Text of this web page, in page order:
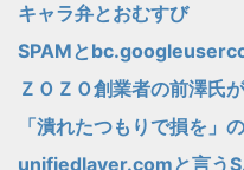
キャラ弁とおむすび
SPAMと
ＺＯＺＯ創業者の前澤氏
「潰れたつもりで損を」
unifiedlayer.comと言う